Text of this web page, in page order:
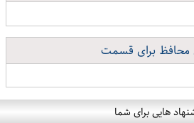
محافظ برای قسمت
هایی برای شما